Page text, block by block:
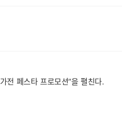
전 페스타 프로모션”을 펼친다.